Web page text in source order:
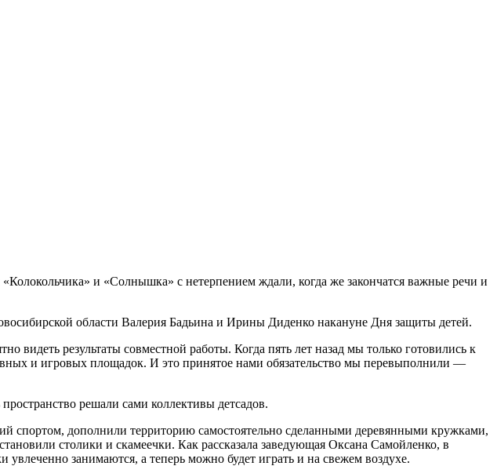
и «Солнышка» с нетерпением ждали, когда же закончатся важные речи и
области Валерия Бадьина и Ирины Диденко накануне Дня защиты детей.
результаты совместной работы. Когда пять лет назад мы только готовились к
и игровых площадок. И это принятое нами обязательство мы перевыполнили —
решали сами коллективы детсадов.
спортом, дополнили территорию самостоятельно сделанными деревянными кружками,
столики и скамеечки. Как рассказала заведующая Оксана Самойленко, в
занимаются, а теперь можно будет играть и на свежем воздухе.